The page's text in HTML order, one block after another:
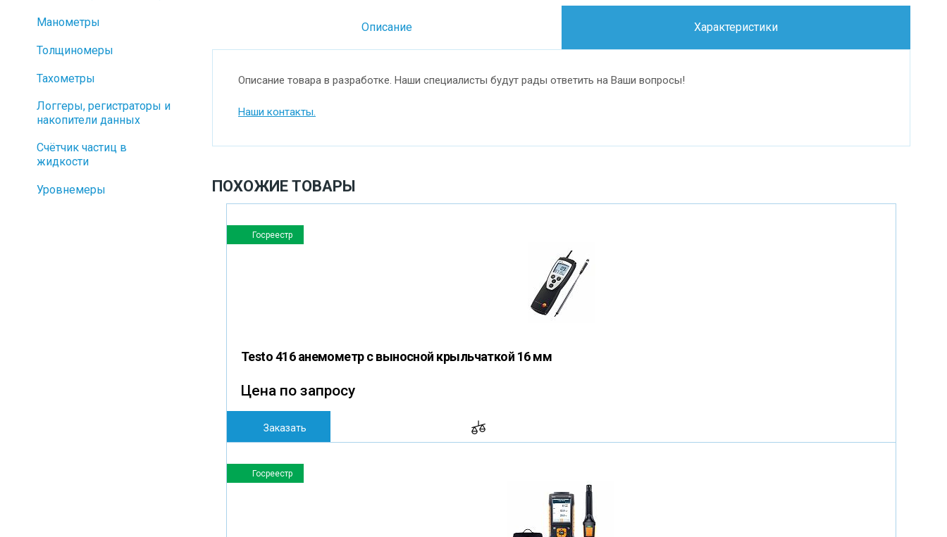
Описание Характеристики
Описание товара в разработке. Наши специалисты будут рады ответить на Ваши вопросы!
Наши контакты.
ПОХОЖИЕ ТОВАРЫ
Госреестр
Testo 416 анемометр с выносной крыльчаткой 16 мм
Цена по запросу
Заказать
Госреестр
Манометры
Толщиномеры
Тахометры
Логгеры, регистраторы и
накопители данных
Cчётчик частиц в
жидкости
Уровнемеры